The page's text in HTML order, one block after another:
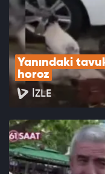
Yanındaki
horoz
İZLE